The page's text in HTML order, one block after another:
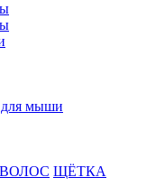
мыши
ЩЁТКА